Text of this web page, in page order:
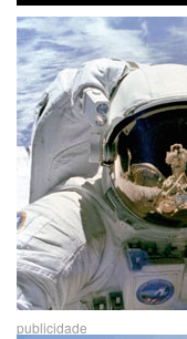
publicidade